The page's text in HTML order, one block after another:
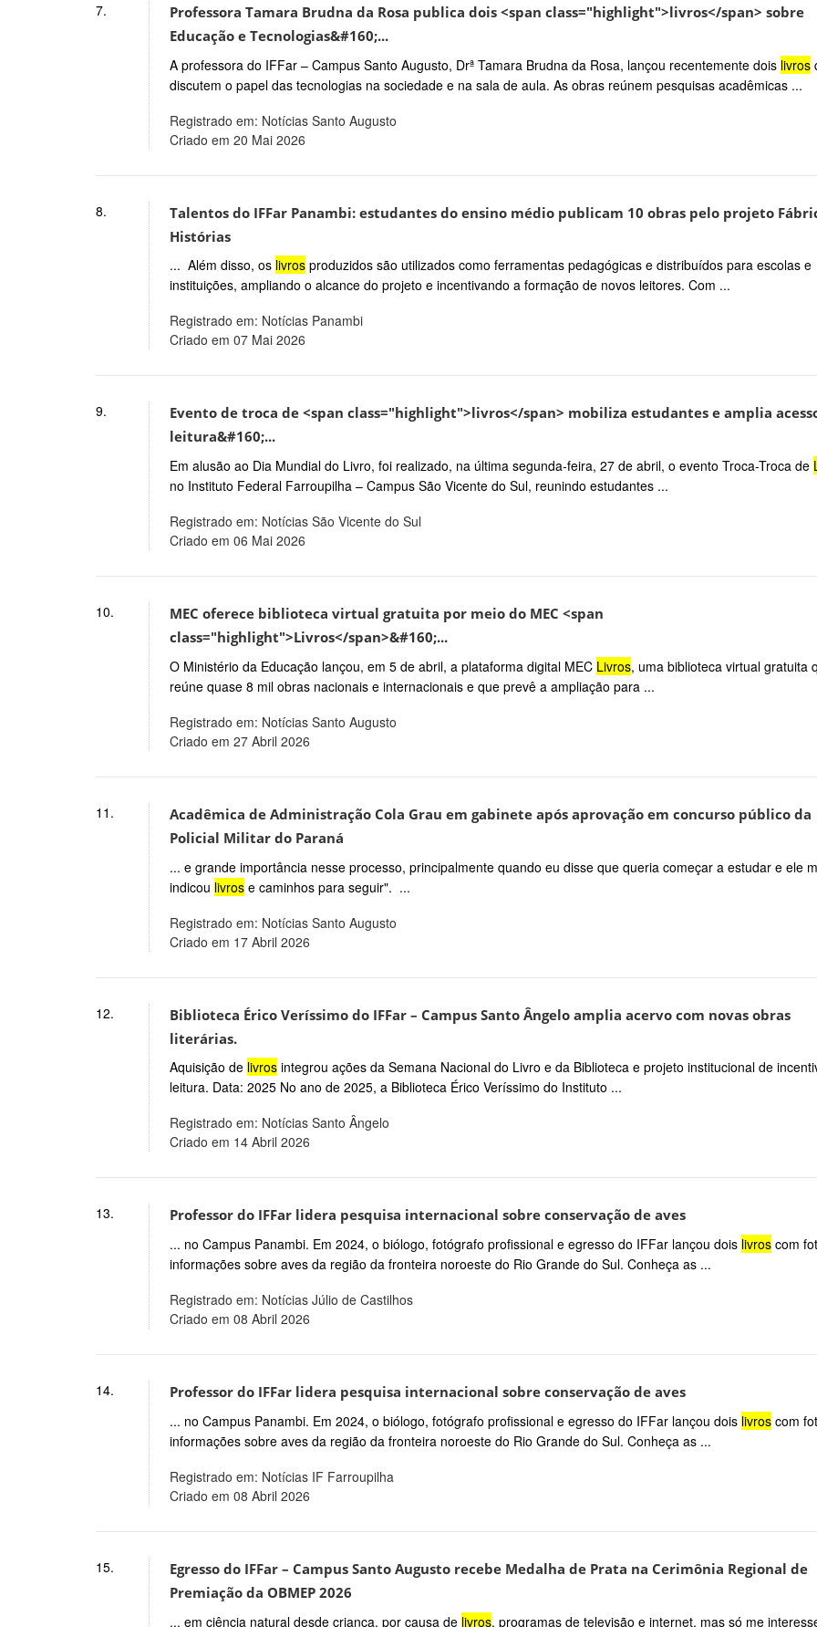
Professora Tamara Brudna da Rosa publica dois <span class="highlight">livros</span> sobre
Educação e Tecnologias&#160;...
A professora do IFFar – Campus Santo Augusto, Drª Tamara Brudna da Rosa, lançou recentemente dois livros
discutem o papel das tecnologias na sociedade e na sala de aula. As obras reúnem pesquisas acadêmicas ...
Registrado em: Notícias Santo Augusto
Criado em 20 Mai 2026
7.
Talentos do IFFar Panambi: estudantes do ensino médio publicam 10 obras pelo projeto
Histórias
... Além disso, os livrosproduzidos são utilizados como ferramentas pedagógicas e distribuídos para escolas e
instituições, ampliando o alcance do projeto e incentivando a formação de novos leitores. Com ...
Registrado em: Notícias Panambi
Criado em 07 Mai 2026
8.
Evento de troca de <span class="highlight">livros</span> mobiliza estudantes e amplia
leitura&#160;...
Em alusão ao Dia Mundial do Livro, foi realizado, na última segunda-feira, 27 de abril, o evento Troca-Troca de
no Instituto Federal Farroupilha – Campus São Vicente do Sul, reunindo estudantes ...
Registrado em: Notícias São Vicente do Sul
Criado em 06 Mai 2026
9.
MEC oferece biblioteca virtual gratuita por meio do MEC <span
class="highlight">Livros</span>&#160;...
O Ministério da Educação lançou, em 5 de abril, a plataforma digital MEC Livros, uma biblioteca virtual gratuita
reúne quase 8 mil obras nacionais e internacionais e que prevê a ampliação para ...
Registrado em: Notícias Santo Augusto
Criado em 27 Abril 2026
10.
Acadêmica de Administração Cola Grau em gabinete após aprovação em concurso público da
Policial Militar do Paraná
... e grande importância nesse processo, principalmente quando eu disse que queria começar a estudar e ele
indicou livrose caminhos para seguir". ...
Registrado em: Notícias Santo Augusto
Criado em 17 Abril 2026
11.
Biblioteca Érico Veríssimo do IFFar – Campus Santo Ângelo amplia acervo com novas obras
literárias.
Aquisição de livrosintegrou ações da Semana Nacional do Livro e da Biblioteca e projeto institucional de
leitura. Data: 2025 No ano de 2025, a Biblioteca Érico Veríssimo do Instituto ...
Registrado em: Notícias Santo Ângelo
Criado em 14 Abril 2026
12.
Professor do IFFar lidera pesquisa internacional sobre conservação de aves
... no Campus Panambi. Em 2024, o biólogo, fotógrafo profissional e egresso do IFFar lançou dois livroscom
informações sobre aves da região da fronteira noroeste do Rio Grande do Sul. Conheça as ...
Registrado em: Notícias Júlio de Castilhos
Criado em 08 Abril 2026
13.
Professor do IFFar lidera pesquisa internacional sobre conservação de aves
... no Campus Panambi. Em 2024, o biólogo, fotógrafo profissional e egresso do IFFar lançou dois livroscom
informações sobre aves da região da fronteira noroeste do Rio Grande do Sul. Conheça as ...
Registrado em: Notícias IF Farroupilha
Criado em 08 Abril 2026
14.
Egresso do IFFar – Campus Santo Augusto recebe Medalha de Prata na Cerimônia Regional de
Premiação da OBMEP 2026
... em ciência natural desde criança, por causa de livros, programas de televisão e internet, mas só me
15.